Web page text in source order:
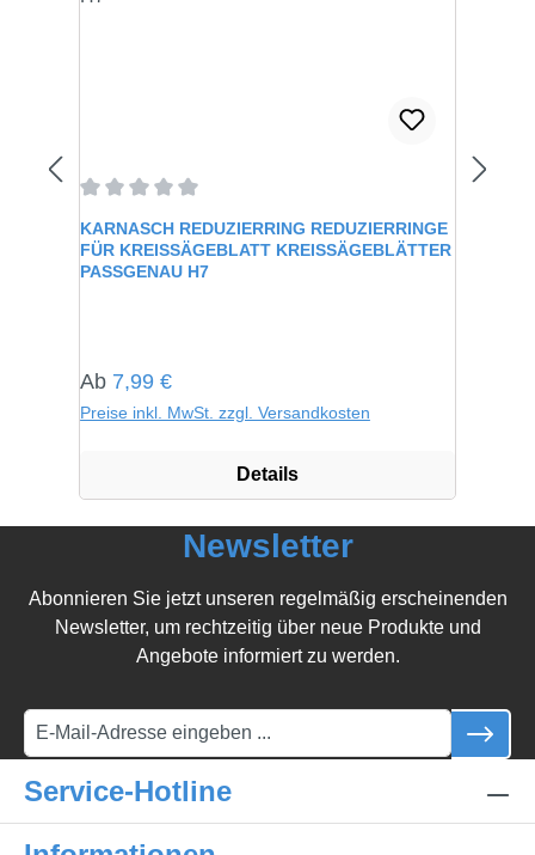
KARNASCH REDUZIERRING REDUZIERRINGE
FÜR KREISSÄGEBLATT KREISSÄGEBLÄTTER
PASSGENAU H7
Regulärer Preis:
Ab 7,99 €
Preise inkl. MwSt. zzgl. Versandkosten
Details
Newsletter
Abonnieren Sie jetzt unseren regelmäßig erscheinenden
Newsletter, um rechtzeitig über neue Produkte und
Angebote informiert zu werden.
Service-Hotline